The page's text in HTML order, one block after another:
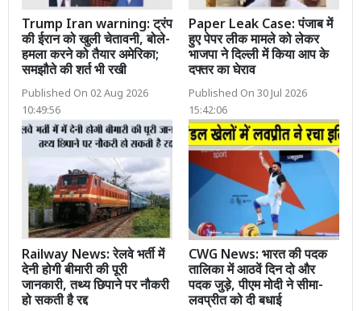
Trump Iran warning: ट्रंप
की ईरान को खुली चेतावनी, बोले-
हमला करने को तैयार अमेरिका;
समझौते की शर्त भी रखी
Published On 02 Aug 2026
10:49:56
Paper Leak Case: पंजाब में
हुए पेपर लीक मामले को लेकर
भाजपा ने दिल्ली में किया आप के
दफ्तर का घेराव
Published On 30 Jul 2026
15:42:06
Railway News: रेलवे भर्ती में
देनी होगी बीमारी की पूरी
जानकारी, तथ्य छिपाने पर नौकरी
हो सकती है रद्द
CWG News: भारत की पदक
तालिका में आठवें दिन दो और
पदक जुड़े, पीएम मोदी ने सीमा-
लवप्रीत को दी बधाई